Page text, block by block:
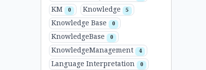
KM 0 Knowledge 5
Knowledge Base 0
KnowledgeBase 0
KnowledgeManagement 4
Language Interpretation 0